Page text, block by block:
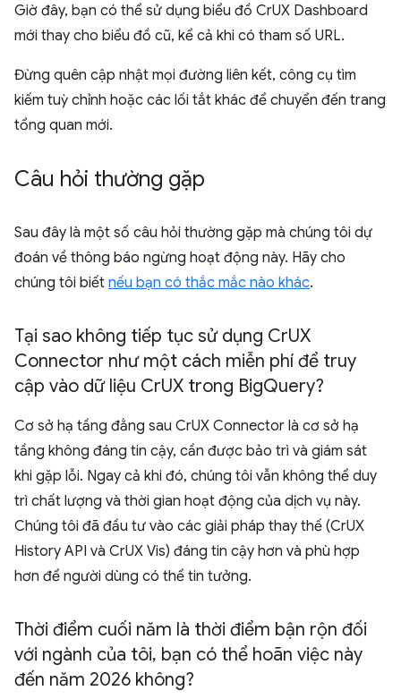
Giờ đây, bạn có thể sử dụng biểu đồ CrUX Dashboard
mới thay cho biểu đồ cũ, kể cả khi có tham số URL.
Đừng quên cập nhật mọi đường liên kết, công cụ tìm
kiếm tuỳ chỉnh hoặc các lối tắt khác để chuyển đến trang
tổng quan mới.
Câu hỏi thường gặp
Sau đây là một số câu hỏi thường gặp mà chúng tôi dự
đoán về thông báo ngừng hoạt động này. Hãy cho
chúng tôi biết nếu bạn có thắc mắc nào khác.
Tại sao không tiếp tục sử dụng CrUX
Connector như một cách miễn phí để truy
cập vào dữ liệu CrUX trong BigQuery?
Cơ sở hạ tầng đằng sau CrUX Connector là cơ sở hạ
tầng không đáng tin cậy, cần được bảo trì và giám sát
khi gặp lỗi. Ngay cả khi đó, chúng tôi vẫn không thể duy
trì chất lượng và thời gian hoạt động của dịch vụ này.
Chúng tôi đã đầu tư vào các giải pháp thay thế (CrUX
History API và CrUX Vis) đáng tin cậy hơn và phù hợp
hơn để người dùng có thể tin tưởng.
Thời điểm cuối năm là thời điểm bận rộn đối
với ngành của tôi, bạn có thể hoãn việc này
đến năm 2026 không?